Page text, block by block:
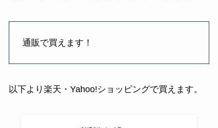
通販で買えます！
以下より楽天・Yahoo!ショッピングで買えます。